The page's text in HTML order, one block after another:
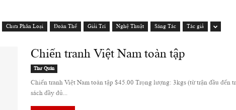
Chưa Phân Loại Đoàn Thể Giải Trí Nghệ Thuật Sáng Tác Tác giả
Chiến tranh Việt Nam toàn tập
Thư Quán
Chiến tranh Việt Nam toàn tập $45.00 Trọng lượng: 3kgs (từ trận đầu đến
sách đầy đủ...